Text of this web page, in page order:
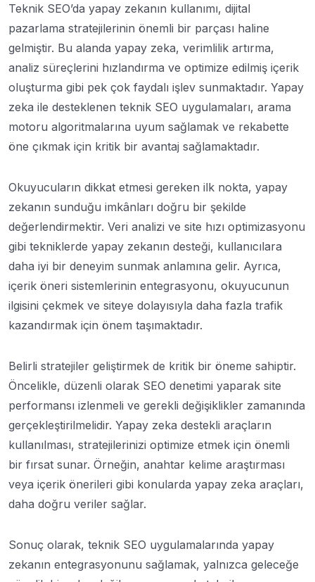
Teknik SEO’da yapay zekanın kullanımı, dijital
pazarlama stratejilerinin önemli bir parçası haline
gelmiştir. Bu alanda yapay zeka, verimlilik artırma,
analiz süreçlerini hızlandırma ve optimize edilmiş içerik
oluşturma gibi pek çok faydalı işlev sunmaktadır. Yapay
zeka ile desteklenen teknik SEO uygulamaları, arama
motoru algoritmalarına uyum sağlamak ve rekabette
öne çıkmak için kritik bir avantaj sağlamaktadır.
Okuyucuların dikkat etmesi gereken ilk nokta, yapay
zekanın sunduğu imkânları doğru bir şekilde
değerlendirmektir. Veri analizi ve site hızı optimizasyonu
gibi tekniklerde yapay zekanın desteği, kullanıcılara
daha iyi bir deneyim sunmak anlamına gelir. Ayrıca,
içerik öneri sistemlerinin entegrasyonu, okuyucunun
ilgisini çekmek ve siteye dolayısıyla daha fazla trafik
kazandırmak için önem taşımaktadır.
Belirli stratejiler geliştirmek de kritik bir öneme sahiptir.
Öncelikle, düzenli olarak SEO denetimi yaparak site
performansı izlenmeli ve gerekli değişiklikler zamanında
gerçekleştirilmelidir. Yapay zeka destekli araçların
kullanılması, stratejilerinizi optimize etmek için önemli
bir fırsat sunar. Örneğin, anahtar kelime araştırması
veya içerik önerileri gibi konularda yapay zeka araçları,
daha doğru veriler sağlar.
Sonuç olarak, teknik SEO uygulamalarında yapay
zekanın entegrasyonunu sağlamak, yalnızca geleceğe